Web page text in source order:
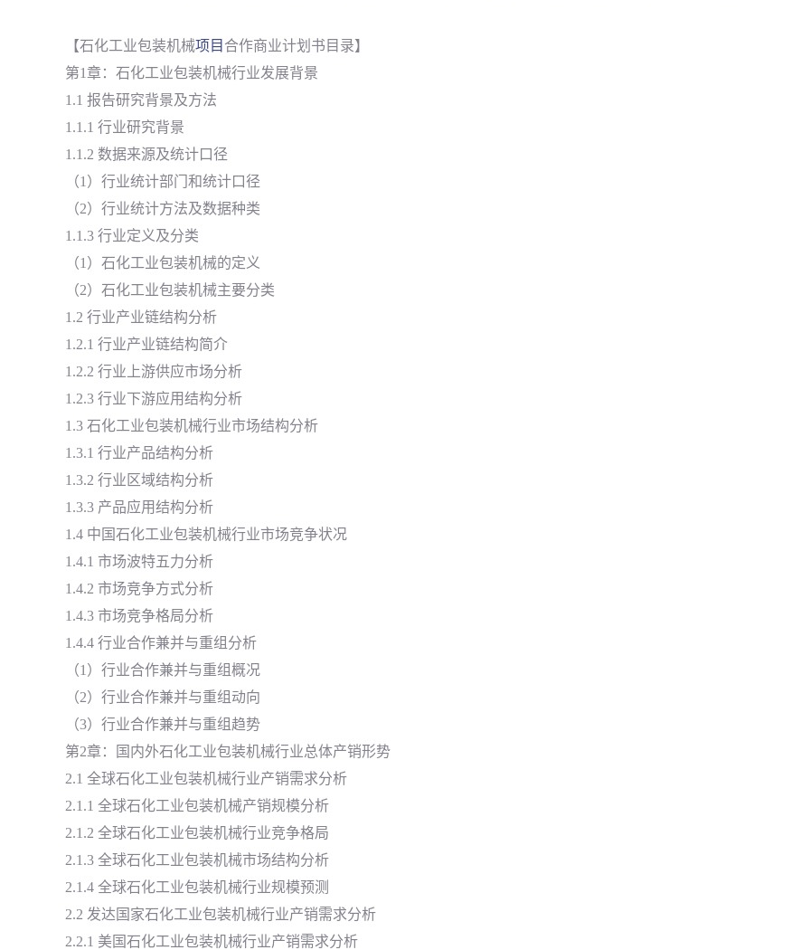
【石化工业包装机械项目 合作商业计划书目录】
第1章：石化工业包装机械行业发展背景
1.1 报告研究背景及方法
1.1.1 行业研究背景
1.1.2 数据来源及统计口径
（1）行业统计部门和统计口径
（2）行业统计方法及数据种类
1.1.3 行业定义及分类
（1）石化工业包装机械的定义
（2）石化工业包装机械主要分类
1.2 行业产业链结构分析
1.2.1 行业产业链结构简介
1.2.2 行业上游供应市场分析
1.2.3 行业下游应用结构分析
1.3 石化工业包装机械行业市场结构分析
1.3.1 行业产品结构分析
1.3.2 行业区域结构分析
1.3.3 产品应用结构分析
1.4 中国石化工业包装机械行业市场竞争状况
1.4.1 市场波特五力分析
1.4.2 市场竞争方式分析
1.4.3 市场竞争格局分析
1.4.4 行业合作兼并与重组分析
（1）行业合作兼并与重组概况
（2）行业合作兼并与重组动向
（3）行业合作兼并与重组趋势
第2章：国内外石化工业包装机械行业总体产销形势
2.1 全球石化工业包装机械行业产销需求分析
2.1.1 全球石化工业包装机械产销规模分析
2.1.2 全球石化工业包装机械行业竞争格局
2.1.3 全球石化工业包装机械市场结构分析
2.1.4 全球石化工业包装机械行业规模预测
2.2 发达国家石化工业包装机械行业产销需求分析
2.2.1 美国石化工业包装机械行业产销需求分析